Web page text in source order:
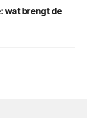
wat brengt de